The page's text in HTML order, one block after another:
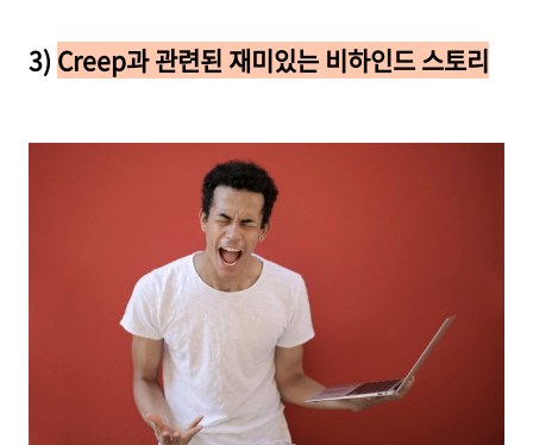
3) Creep과 관련된 재미있는 비하인드 스토리